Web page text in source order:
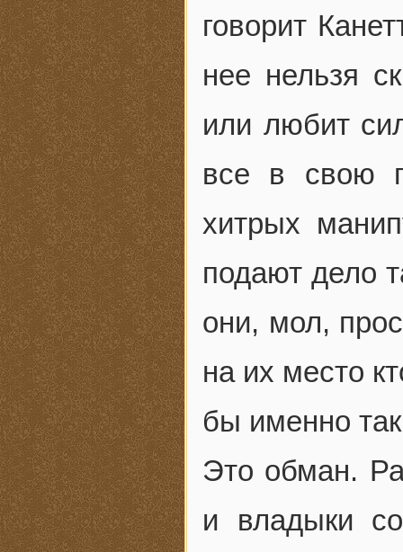
говорит
нее нельзя
или любит
все в свою
хитрых
подают дело
они, мол,
на их место
бы именно
Это обман.
и владыки